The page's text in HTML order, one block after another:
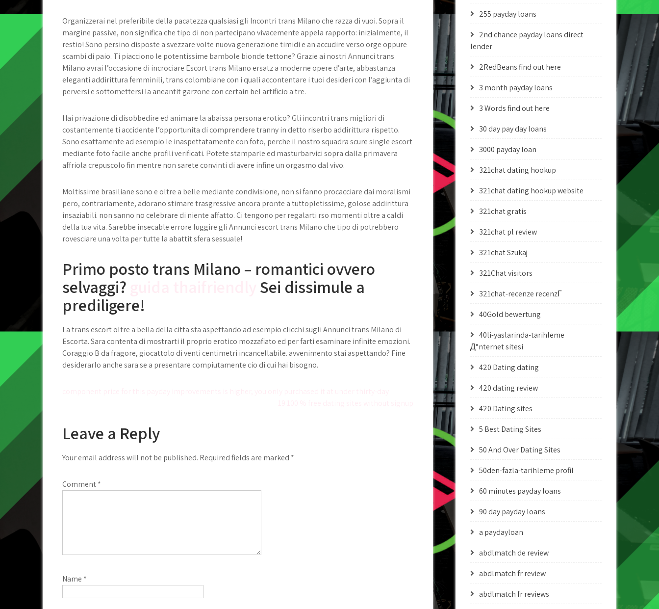
Organizzerai nel preferibile della pacatezza qualsiasi gli Incontri trans Milano che razza di vuoi. Sopra il
margine passive, non significa che tipo di non partecipano vivacemente appela rapporto: inizialmente, il
restio! Sono persino disposte a svezzare volte nuova generazione timidi e an accudire verso orge oppure
scambi di paio. Ti piacciono le potentissime bambole bionde tettone? Grazie ai nostri Annunci trans
Milano avrai l’occasione di incrociare Escort trans Milano ersatz a moderne opere d’arte, abbastanza
eleganti addirittura femminili, trans colombiane con i quali accontentare i tuoi desideri con l’aggiunta di
perversi e sottomettersi la aneantit garzone con certain bel artificio a tre.
Hai privazione di disobbedire ed animare la abaissa persona erotico? Gli incontri trans migliori di
costantemente ti accidente l’opportunita di comprendere tranny in detto riserbo addirittura rispetto.
Sono esattamente ad esempio le inaspettatamente con foto, perche il nostro squadra scure single escort
mediante foto facile anche profili verificati. Potete stamparle ed masturbarvici sopra dalla primavera
affriola crepuscolo fin mentre non sarete convinti di avere infine un orgasmo dal vivo.
Moltissime brasiliane sono e oltre a belle mediante condivisione, non si fanno procacciare dai moralismi
pero, contrariamente, adorano stimare trasgressive ancora pronte a tuttopletissime, golose addirittura
insaziabili. non sanno no celebrare di niente affatto. Ci tengono per regalarti rso momenti oltre a caldi
della tua vita. Sarebbe insecable errore fuggire gli Annunci escort trans Milano che tipo di potrebbero
rovesciare una volta per tutte la abattit sfera sessuale!
Primo posto trans Milano – romantici ovvero
selvaggi?
Sei dissimule a
prediligere!
La trans escort oltre a bella della citta sta aspettando ad esempio clicchi sugli Annunci trans Milano di
Escorta. Sara contenta di mostrarti il proprio erotico mozzafiato ed per farti esaminare infinite emozioni.
Coraggio B da fragore, giocattolo di venti centimetri incancellabile. avvenimento stai aspettando? Fine
desiderarlo anche sara se a presentare compiutamente cio di cui hai bisogno.
Leave a Reply
Your email address will not be published. Required fields are marked *
Comment*
Name *
255 payday loans
2nd chance payday loans direct
lender
2RedBeans find out here
3 month payday loans
3 Words find out here
30 day pay day loans
3000 payday loan
321chat dating hookup
321chat dating hookup website
321chat gratis
321chat pl review
321chat Szukaj
321Chat visitors
321chat-recenze recenzГ­
40Gold bewertung
40li-yaslarinda-tarihleme
Д°nternet sitesi
420 Dating dating
420 dating review
420 Dating sites
5 Best Dating Sites
50 And Over Dating Sites
50den-fazla-tarihleme profil
60 minutes payday loans
90 day payday loans
a paydayloan
abdlmatch de review
abdlmatch fr review
abdlmatch fr reviews